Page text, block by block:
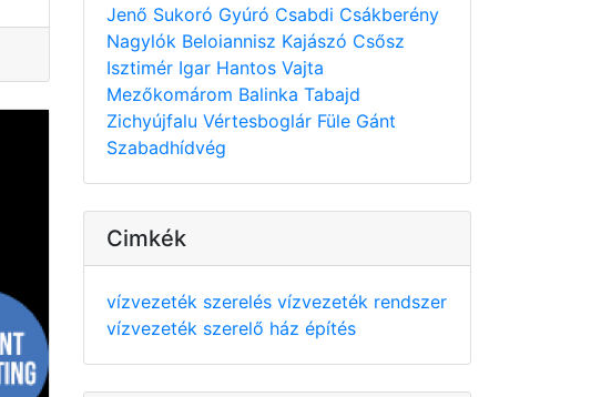
Jenő Sukoró Gyúró Csabdi Csákberény
Nagylók Beloiannisz Kajászó Csősz
Isztimér Igar Hantos Vajta
Mezőkomárom Balinka Tabajd
Zichyújfalu Vértesboglár Füle Gánt
Szabadhídvég
Cimkék
vízvezeték szerelés vízvezeték rendszer
vízvezeték szerelő ház építés